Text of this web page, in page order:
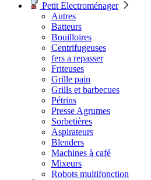
Petit Electroménager
Autres
Batteurs
Bouilloires
Centrifugeuses
fers a repasser
Friteuses
Grille pain
Grills et barbecues
Pétrins
Presse Agrumes
Sorbetières
Aspirateurs
Blenders
Machines à café
Mixeurs
Robots multifonction